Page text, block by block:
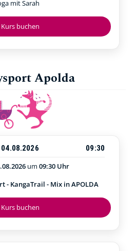
Kurs buchen
mit Sarah
Apolda
Kurs buchen
04.08.2026
09:30
um 09:30 Uhr
- KangaTrail - Mix in APOLDA